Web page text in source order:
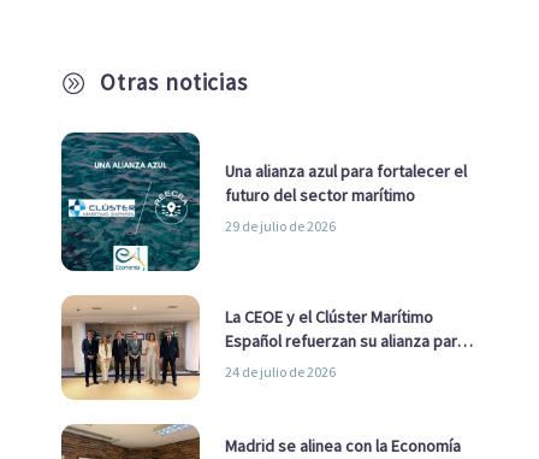
A Otras noticias
Una alianza azul para fortalecer el
futuro del sector marítimo
29 de julio de 2026
La CEOE y el Clúster Marítimo
Español refuerzan su alianza para
impulsar una estrategia Nacional
24 de julio de 2026
Madrid se alinea con la Economía